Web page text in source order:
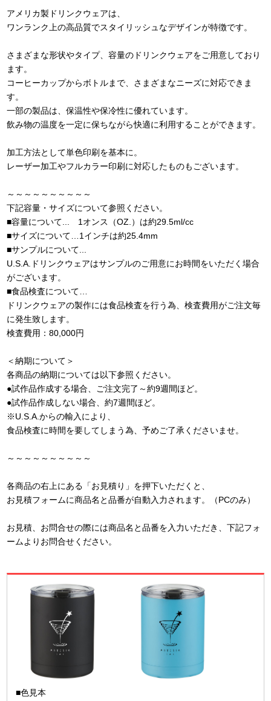
アメリカ製ドリンクウェアは、
ワンランク上の高品質でスタイリッシュなデザインが特徴です。
さまざまな形状やタイプ、容量のドリンクウェアをご用意しており
ます。
コーヒーカップからボトルまで、さまざまなニーズに対応できま
す。
一部の製品は、保温性や保冷性に優れています。
飲み物の温度を一定に保ちながら快適に利用することができます。
加工方法として単色印刷を基本に。
レーザー加工やフルカラー印刷に対応したものもございます。
～～～～～～～～～～
下記容量・サイズについて参照ください。
■容量について... 1オンス（OZ.）は約29.5ml/cc
■サイズについて…1インチは約25.4mm
■サンプルについて...
U.S.A.ドリンクウェアはサンプルのご用意にお時間をいただく場合
がございます。
■食品検査について…
ドリンクウェアの製作には食品検査を行う為、検査費用がご注文毎
に発生致します。
検査費用：80,000円
＜納期について＞
各商品の納期については以下参照ください。
●試作品作成する場合、ご注文完了～約9週間ほど。
●試作品作成しない場合、約7週間ほど。
※U.S.A.からの輸入により、
食品検査に時間を要してしまう為、予めご了承くださいませ。
～～～～～～～～～～
各商品の右上にある「お見積り」を押下いただくと、
お見積フォームに商品名と品番が自動入力されます。（PCのみ）
お見積、お問合せの際には商品名と品番を入力いただき、下記フォ
ームよりお問合せください。
■色見本